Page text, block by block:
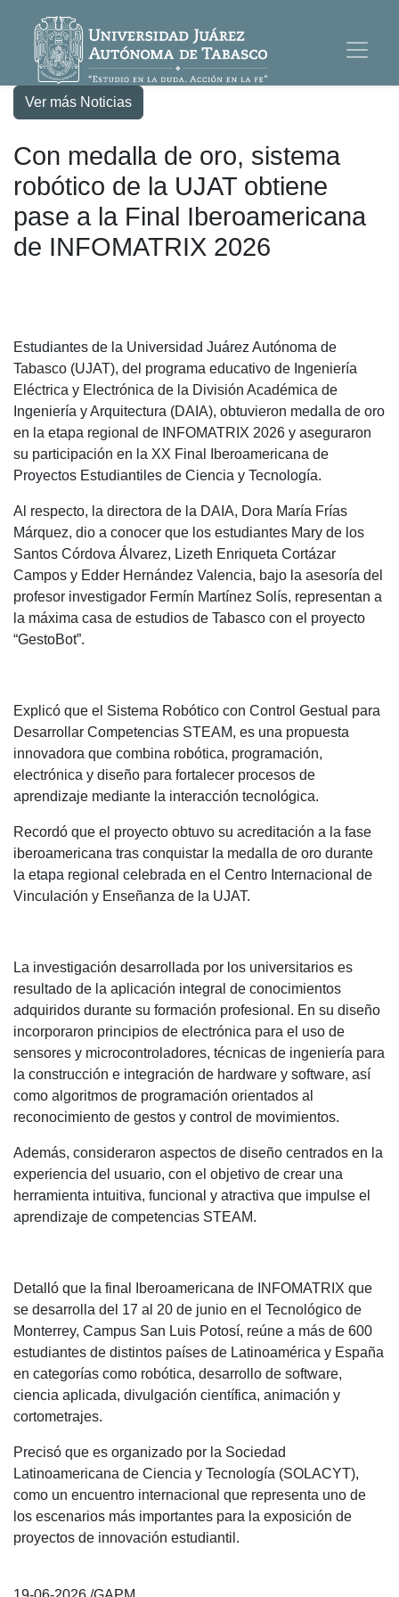
Ver más Noticias
Con medalla de oro, sistema
robótico de la UJAT obtiene
pase a la Final Iberoamericana
de INFOMATRIX 2026
Estudiantes de la Universidad Juárez Autónoma de
Tabasco (UJAT), del programa educativo de Ingeniería
Eléctrica y Electrónica de la División Académica de
Ingeniería y Arquitectura (DAIA), obtuvieron medalla de oro
en la etapa regional de INFOMATRIX 2026 y aseguraron
su participación en la XX Final Iberoamericana de
Proyectos Estudiantiles de Ciencia y Tecnología.
Al respecto, la directora de la DAIA, Dora María Frías
Márquez, dio a conocer que los estudiantes Mary de los
Santos Córdova Álvarez, Lizeth Enriqueta Cortázar
Campos y Edder Hernández Valencia, bajo la asesoría del
profesor investigador Fermín Martínez Solís, representan a
la máxima casa de estudios de Tabasco con el proyecto
“GestoBot”.
Explicó que el Sistema Robótico con Control Gestual para
Desarrollar Competencias STEAM, es una propuesta
innovadora que combina robótica, programación,
electrónica y diseño para fortalecer procesos de
aprendizaje mediante la interacción tecnológica.
Recordó que el proyecto obtuvo su acreditación a la fase
iberoamericana tras conquistar la medalla de oro durante
la etapa regional celebrada en el Centro Internacional de
Vinculación y Enseñanza de la UJAT.
La investigación desarrollada por los universitarios es
resultado de la aplicación integral de conocimientos
adquiridos durante su formación profesional. En su diseño
incorporaron principios de electrónica para el uso de
sensores y microcontroladores, técnicas de ingeniería para
la construcción e integración de hardware y software, así
como algoritmos de programación orientados al
reconocimiento de gestos y control de movimientos.
Además, consideraron aspectos de diseño centrados en la
experiencia del usuario, con el objetivo de crear una
herramienta intuitiva, funcional y atractiva que impulse el
aprendizaje de competencias STEAM.
Detalló que la final Iberoamericana de INFOMATRIX que
se desarrolla del 17 al 20 de junio en el Tecnológico de
Monterrey, Campus San Luis Potosí, reúne a más de 600
estudiantes de distintos países de Latinoamérica y España
en categorías como robótica, desarrollo de software,
ciencia aplicada, divulgación científica, animación y
cortometrajes.
Precisó que es organizado por la Sociedad
Latinoamericana de Ciencia y Tecnología (SOLACYT),
como un encuentro internacional que representa uno de
los escenarios más importantes para la exposición de
proyectos de innovación estudiantil.